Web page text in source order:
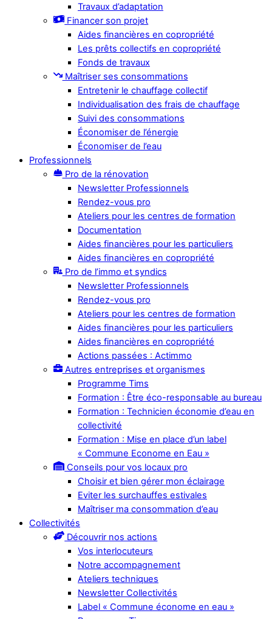
Travaux d’adaptation
Financer son projet
Aides financières en copropriété
Les prêts collectifs en copropriété
Fonds de travaux
Maîtriser ses consommations
Entretenir le chauffage collectif
Individualisation des frais de chauffage
Suivi des consommations
Économiser de l’énergie
Économiser de l’eau
Professionnels
Pro de la rénovation
Newsletter Professionnels
Rendez-vous pro
Ateliers pour les centres de formation
Documentation
Aides financières pour les particuliers
Aides financières en copropriété
Pro de l’immo et syndics
Newsletter Professionnels
Rendez-vous pro
Ateliers pour les centres de formation
Aides financières pour les particuliers
Aides financières en copropriété
Actions passées : Actimmo
Autres entreprises et organismes
Programme Tims
Formation : Être éco-responsable au bureau
Formation : Technicien économie d’eau en
collectivité
Formation : Mise en place d’un label
« Commune Econome en Eau »
Conseils pour vos locaux pro
Choisir et bien gérer mon éclairage
Eviter les surchauffes estivales
Maîtriser ma consommation d’eau
Collectivités
Découvrir nos actions
Vos interlocuteurs
Notre accompagnement
Ateliers techniques
Newsletter Collectivités
Label « Commune économe en eau »